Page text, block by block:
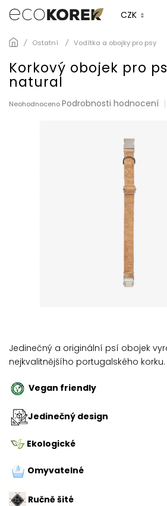
Přejít
obsah
CZK
Ostatní Vodítka a obojky pro psy
Korkový obojek pro
natural
Průměrné
NeohodnocenoPodrobnosti hodnocení
Jedinečný a originální psí obojek
nejkvalitnějšího portugalského korku.
Vegan friendly
Jedinečný design
Ekologické
Omyvatelné
Ručně šité